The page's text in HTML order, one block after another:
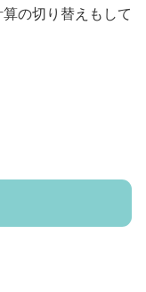
の切り替えもして